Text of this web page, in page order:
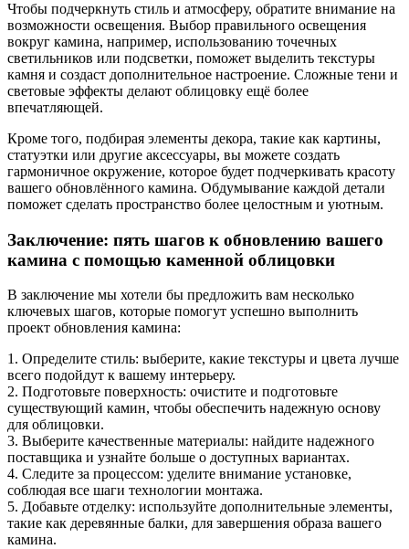
Чтобы подчеркнуть стиль и атмосферу, обратите внимание на
возможности освещения. Выбор правильного освещения
вокруг камина, например, использованию точечных
светильников или подсветки, поможет выделить текстуры
камня и создаст дополнительное настроение. Сложные тени и
световые эффекты делают облицовку ещё более
впечатляющей.
Кроме того, подбирая элементы декора, такие как картины,
статуэтки или другие аксессуары, вы можете создать
гармоничное окружение, которое будет подчеркивать красоту
вашего обновлённого камина. Обдумывание каждой детали
поможет сделать пространство более целостным и уютным.
Заключение: пять шагов к обновлению вашего
камина с помощью каменной облицовки
В заключение мы хотели бы предложить вам несколько
ключевых шагов, которые помогут успешно выполнить
проект обновления камина:
1. Определите стиль: выберите, какие текстуры и цвета лучше
всего подойдут к вашему интерьеру.
2. Подготовьте поверхность: очистите и подготовьте
существующий камин, чтобы обеспечить надежную основу
для облицовки.
3. Выберите качественные материалы: найдите надежного
поставщика и узнайте больше о доступных вариантах.
4. Следите за процессом: уделите внимание установке,
соблюдая все шаги технологии монтажа.
5. Добавьте отделку: используйте дополнительные элементы,
такие как деревянные балки, для завершения образа вашего
камина.